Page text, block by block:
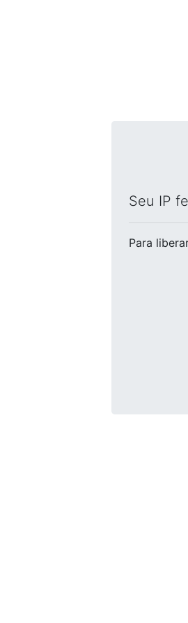
Seu IP
Para